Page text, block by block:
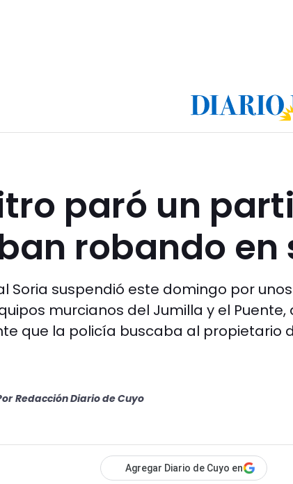
paró un
robando en
Soria suspendió este domingo por
murcianos del Jumilla y el Puente,
que la policía buscaba al propietario
Redacción Diario de Cuyo
Agregar Diario de Cuyo en